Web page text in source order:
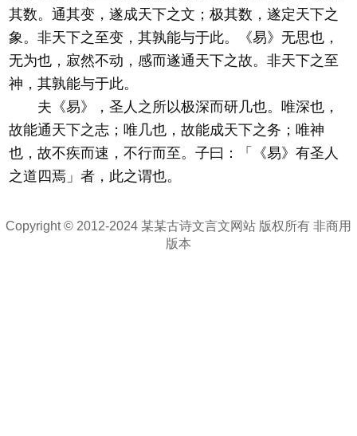
其数。通其变，遂成天下之文；极其数，遂定天下之
象。非天下之至变，其孰能与于此。《易》无思也，
无为也，寂然不动，感而遂通天下之故。非天下之至
神，其孰能与于此。
夫《易》，圣人之所以极深而研几也。唯深也，
故能通天下之志；唯几也，故能成天下之务；唯神
也，故不疾而速，不行而至。子曰：「《易》有圣人
之道四焉」者，此之谓也。
Copyright © 2012-2024 某某古诗文言文网站 版权所有 非商用
版本